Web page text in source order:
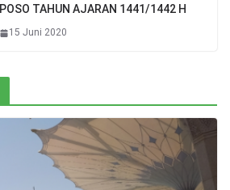
POSO TAHUN AJARAN 1441/1442 H
15 Juni 2020